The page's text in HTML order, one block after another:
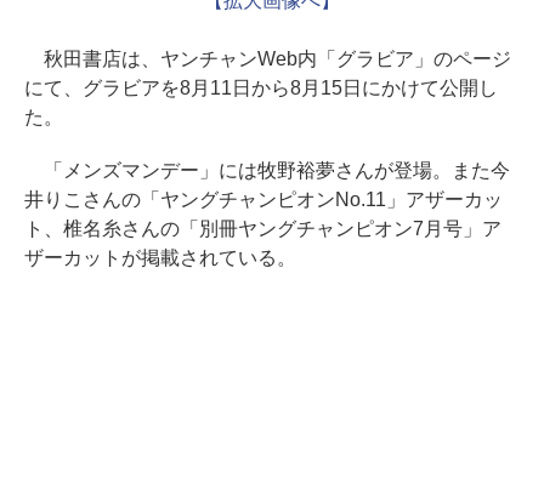
秋田書店は、ヤンチャンWeb内「グラビア」のページ
にて、グラビアを8月11日から8月15日にかけて公開し
た。
「メンズマンデー」には牧野裕夢さんが登場。また今
井りこさんの「ヤングチャンピオンNo.11」アザーカッ
ト、椎名糸さんの「別冊ヤングチャンピオン7月号」ア
ザーカットが掲載されている。